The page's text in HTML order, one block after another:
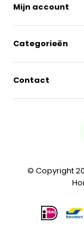
Mijn account
Categorieën
Contact
© Copyright